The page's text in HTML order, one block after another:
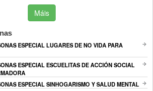
Máis
ESPECIAL LUGARES DE NO VIDA PARA
ESPECIAL ESCUELITAS DE ACCIÓN SOCIAL
ESPECIAL SINHOGARISMO Y SALUD MENTAL